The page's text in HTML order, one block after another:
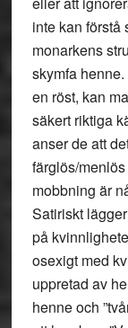
inte kan förstå
monarkens
skymfa
en röst, kan
säkert riktiga
anser de att
färglös/
mobbning är
Satiriskt
på
osexigt med
uppretad av
henne och